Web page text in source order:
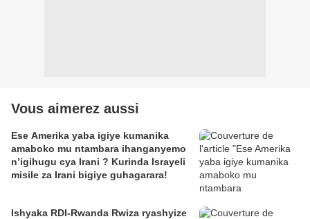
Vous aimerez aussi
Ese Amerika yaba igiye kumanika
amaboko mu ntambara ihanganyemo
n’igihugu cya Irani ? Kurinda Israyeli
misile za Irani bigiye guhagarara!
Ishyaka RDI-Rwanda Rwiza ryashyize